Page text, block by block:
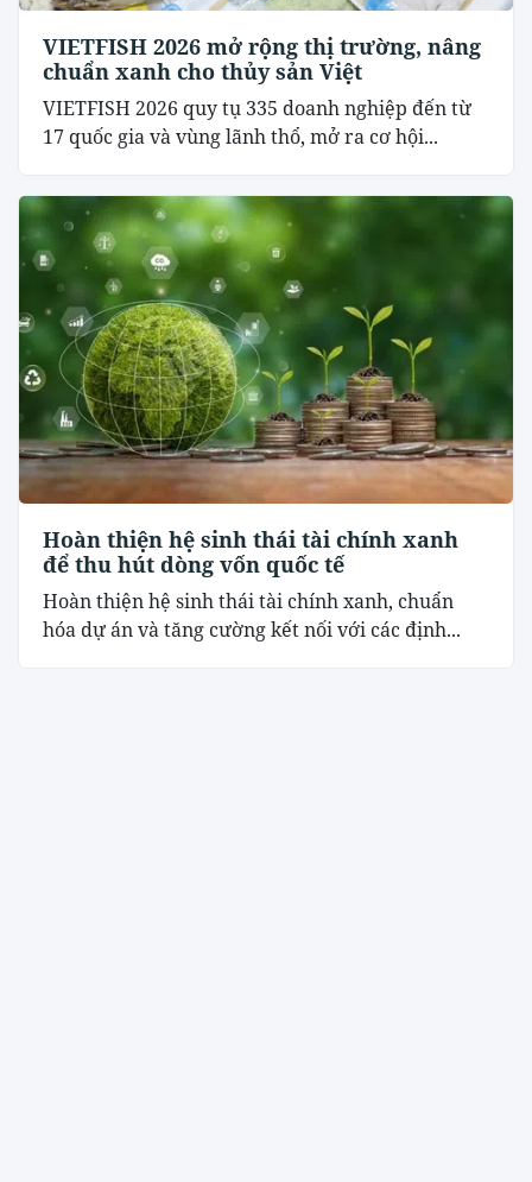
VIETFISH 2026 mở rộng thị trường, nâng
chuẩn xanh cho thủy sản Việt
VIETFISH 2026 quy tụ 335 doanh nghiệp đến từ
17 quốc gia và vùng lãnh thổ, mở ra cơ hội...
Hoàn thiện hệ sinh thái tài chính xanh
để thu hút dòng vốn quốc tế
Hoàn thiện hệ sinh thái tài chính xanh, chuẩn
hóa dự án và tăng cường kết nối với các định...